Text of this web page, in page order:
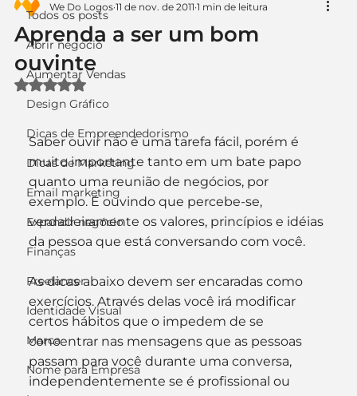
Todos os posts
Abrir negócio
Aumentar Vendas
Design Gráfico
Dicas de Empreendedorismo
Dicas de Marketing
Email marketing
Expandir negócio
Finanças
Freelancer
Identidade Visual
Marca
Nome para Empresa
Aprenda a ser um bom
ouvinte
We Do Logos 11 de nov. de 2011 1 min de leitura
Avaliado com NaN de 5 estrelas.
Saber ouvir não é uma tarefa fácil, porém é
muito importante tanto em um bate papo
quanto uma reunião de negócios, por
exemplo. É ouvindo que percebe-se,
verdadeiramente os valores, princípios e idéias
da pessoa que está conversando com você.
As dicas abaixo devem ser encaradas como
exercícios. Através delas você irá modificar
certos hábitos que o impedem de se
concentrar nas mensagens que as pessoas
passam para você durante uma conversa,
independentemente se é profissional ou